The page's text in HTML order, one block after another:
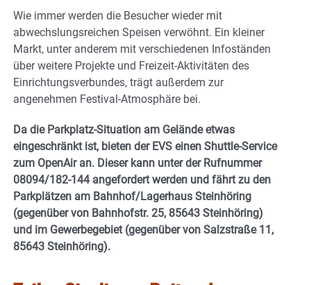
Wie immer werden die Besucher wieder mit
abwechslungsreichen Speisen verwöhnt. Ein kleiner
Markt, unter anderem mit verschiedenen Infoständen
über weitere Projekte und Freizeit-Aktivitäten des
Einrichtungsverbundes, trägt außerdem zur
angenehmen Festival-Atmosphäre bei.
Da die Parkplatz-Situation am Gelände etwas
eingeschränkt ist, bieten der EVS einen Shuttle-Service
zum OpenAir an. Dieser kann unter der Rufnummer
08094/182-144 angefordert werden und fährt zu den
Parkplätzen am Bahnhof/Lagerhaus Steinhöring
(gegenüber von Bahnhofstr. 25, 85643 Steinhöring)
und im Gewerbegebiet (gegenüber von Salzstraße 11,
85643 Steinhöring).